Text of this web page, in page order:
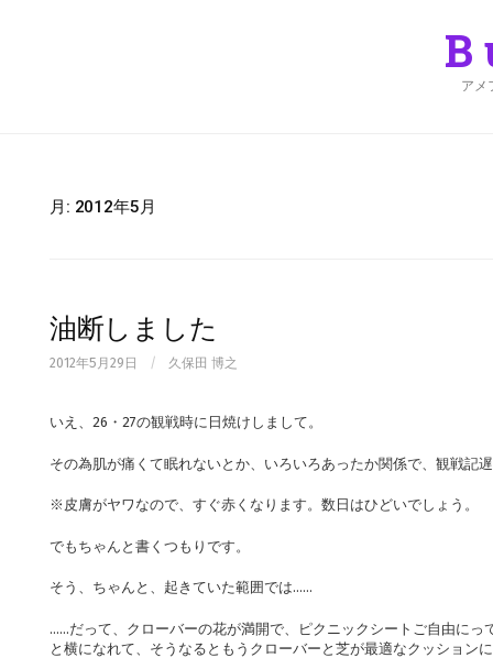
アメ
月: 2012年5月
油断しました
2012年5月29日 / 久保田 博之
いえ、26・27の観戦時に日焼けしまして。
その為肌が痛くて眠れないとか、いろいろあったか関係で、観戦記
※皮膚がヤワなので、すぐ赤くなります。数日はひどいでしょう。
でもちゃんと書くつもりです。
そう、ちゃんと、起きていた範囲では……
……だって、クローバーの花が満開で、ピクニックシートご自由にっ
と横になれて、そうなるともうクローバーと芝が最適なクッション